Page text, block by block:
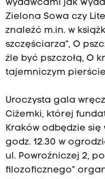
wydawcami jak
Zielona Sowa czy
znaleźć m.in. w
szczęściarza”, O
źle być pszczołą, O
tajemniczym
Uroczysta gala
Ciżemki, której
Kraków odbędzie się
godz. 12.30 w
ul. Powroźniczej 2,
filozoficznego”